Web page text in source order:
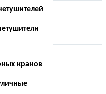
кранов